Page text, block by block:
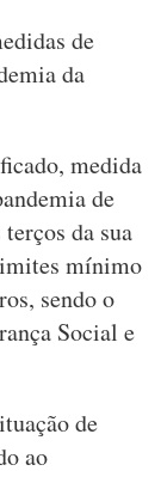
de
da
medida
de
da sua
mínimo
sendo o
Social e
de
ao